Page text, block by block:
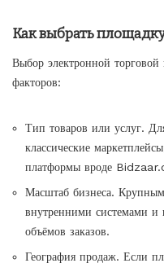
Как выбрать
Выбор электронной
факторов:
Тип товаров или услуг.
классические
платформы вроде
Масштаб бизнеса.
внутренними системами и
объёмов заказов.
География продаж. Если